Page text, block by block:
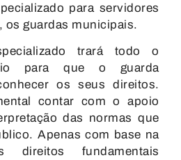
para servidores
guardas municipais.
trará todo o
para que o guarda
os seus direitos.
contar com o apoio
das normas que
Apenas com base na
direitos fundamentais